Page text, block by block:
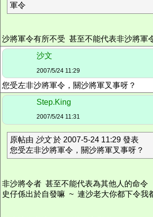
軍令
沙將軍令有所不受 甚至不能代表非沙將軍
沙文
2007/5/24 11:29
您受左非沙將軍令，關沙將軍叉事呀？
Step.King
2007/5/24 11:31
原帖由 沙文於 2007-5-24 11:29 發表
您受左非沙將軍令，關沙將軍叉事呀？
非沙將令者 甚至不能代表為其他人的命令
史仔係出於自發嘛 ~ 連沙老大你都下令我